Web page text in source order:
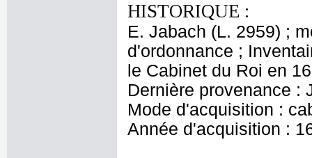
HISTORIQUE :
E. Jabach (L. 2959) ;
d'ordonnance ;
le Cabinet du Roi en
Dernière provenance :
Mode d'acquisition :
Année d'acquisition :